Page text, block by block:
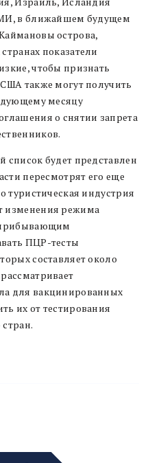
в ближайшем будущем
острова,
показатели
чтобы признать
также могут получить
месяцу
о снятии запрета
будет представлен
пересмотрят его еще
туристическая индустрия
изменения режима
прибывающим
ПЦР-тесты
составляет около
для вакцинированных
их от тестирования